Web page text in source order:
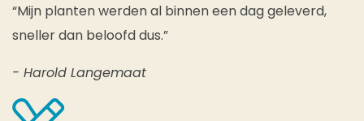
“Mijn planten werden al binnen een dag geleverd,
sneller dan beloofd dus.”
- Harold Langemaat